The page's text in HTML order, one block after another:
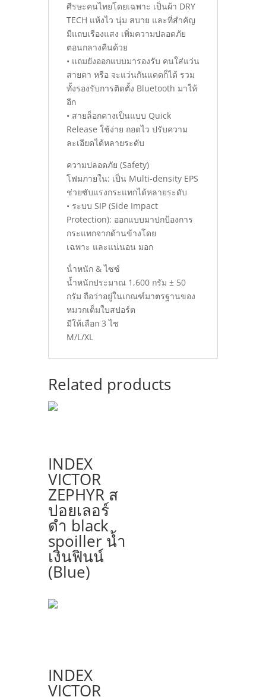
ศีรษะคนไทยโดยเฉพาะ เป็นผ้า DRY
TECH แห้งไว นุ่ม สบาย และที่สําคัญ
มีแถบเรืองแสง เพิ่มความปลอดภัย
ตอนกลางคืนด้วย
• แถมยังออกแบบมารองรับ คนใส่แว่น
สายตา หรือ จะแว่นกันแดดก็ได้ รวม
ทั้งรองรับการติดตั้ง Bluetooth มาให้
อีก
• สายล็อกคางเป็นแบบ Quick
Release ใช้ง่าย ถอดไว ปรับความ
ละเอียดได้หลายระดับ
ความปลอดภัย (Safety)
โฟมภายใน: เป็น Multi-density EPS
ช่วยซับแรงกระแทกได้หลายระดับ
• ระบบ SIP (Side Impact
Protection): ออกแบบมาปกป้องการ
กระแทกจากด้านข้างโดย
เฉพาะ และแน่นอน มอก
น้ําหนัก & ไซซ์
นํ้าหนักประมาณ 1,600 กรัม ± 50
กรัม ถือว่าอยู่ในเกณฑ์มาตรฐานของ
หมวกเต็มใบสปอร์ต
มีให้เลือก 3 ไช
M/L/XL
Related products
INDEX
VICTOR
ZEPHYR ส
ปอยเลอร์
ดำ black
spoiller น้ำ
เงินฟินน์
(Blue)
INDEX
VICTOR